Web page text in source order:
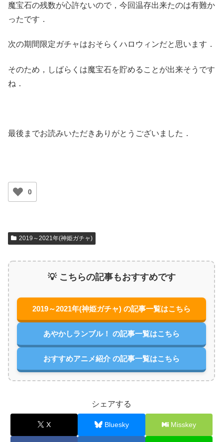
魔宝石の残数が心許ないので，今回温存出来たのは有難か
ったです．
次の期間限定ガチャはおそらくハロウィンだと思います．
そのため，しばらくは魔宝石を貯めることが出来そうです
ね．
最後までお読みいただきありがとうございました．
0
2019～2021年(神姫ガチャ)
💡 こちらの記事もおすすめです
2019～2021年(神姫ガチャ) の記事一覧はこちら
あやかしランブル！ の記事一覧はこちら
おすすめアニメ紹介 の記事一覧はこちら
シェアする
X Bluesky Misskey